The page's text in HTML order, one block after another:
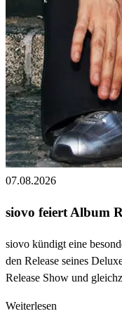
07.08.2026
siovo feiert Album
siovo kündigt eine
den Release seines
Release Show und
Weiterlesen